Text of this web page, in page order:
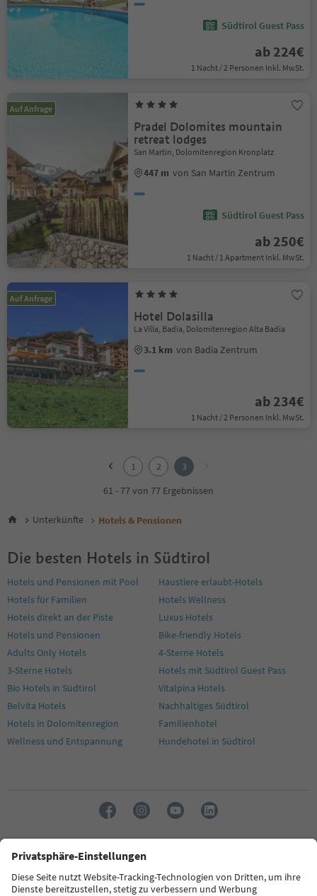
Südtirol Guest Pass
ab 224€
1 Nacht / 2 Personen Inkl. MwSt.
Auf Anfrage
Pradel Dolomites mountain
retreat lodges
San Martin, Dolomitenregion Kronplatz
447 m von San Martin Zentrum
Südtirol Guest Pass
ab 250€
1 Nacht / 1 Apartment Inkl. MwSt.
Auf Anfrage
Hotel Dolasilla
La Villa, Badia, Dolomitenregion Alta Badia
3.1 km von Badia Zentrum
ab 234€
1 Nacht / 2 Personen Inkl. MwSt.
1 2
3
61 - 77 von 77 Ergebnissen
Unterkünfte Hotels & Pensionen
Die besten Hotels in Südtirol
Hotels und Pensionen mit Pool
Haustiere erlaubt-Hotels
Hotels für Familien
Hotels Wellness
Hotels direkt an der Piste
Luxus Hotels
Hotels und Pensionen
Bike-friendly Hotels
Adults Only Hotels
4-Sterne Hotels
3-Sterne Hotels
Hotels mit Südtirol Guest Pass
Bio Hotels in Südtirol
Vitalpina Hotels
Belvita Hotels
Nachhaltiges Südtirol
Hotels in Dolomitenregion
Familienhotel
Wellness und Entspannung
Hundehotel in Südtirol
Sprache: Deutsch